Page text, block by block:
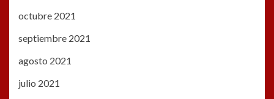
octubre 2021
septiembre 2021
agosto 2021
julio 2021